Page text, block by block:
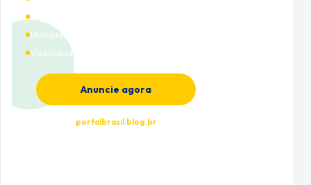
Múltiplas categorias
Visibilidade premium
Anuncie agora
portalbrasil.blog.br